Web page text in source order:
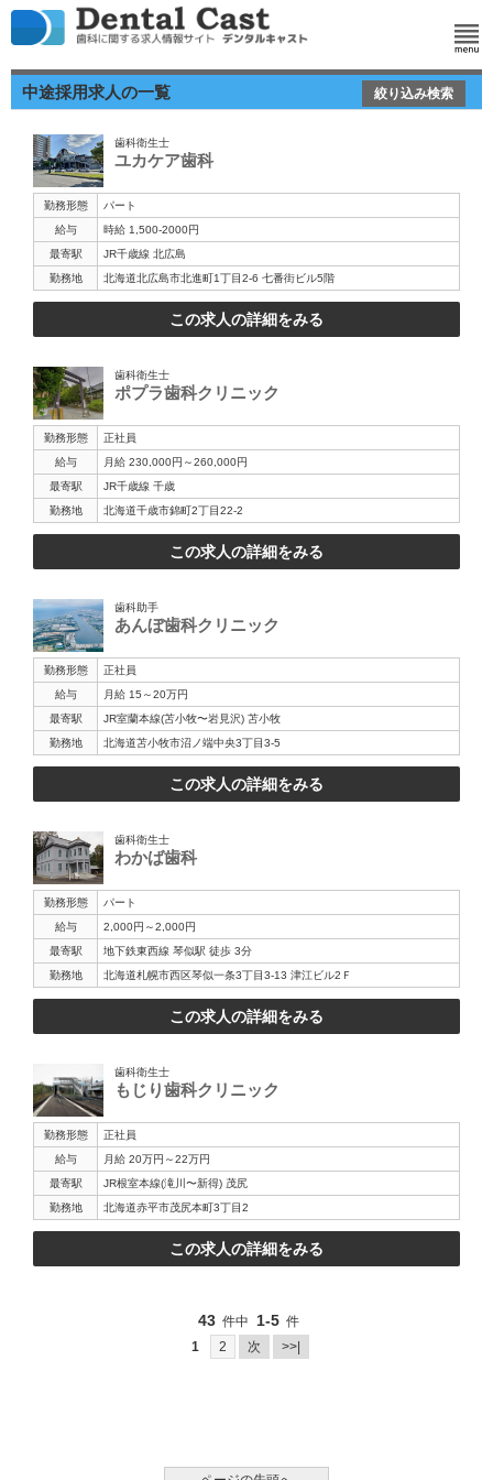
中途採用求人の一覧 絞り込み検索
歯科衛生士
ユカケア歯科
勤務形態
パート
給与
時給 1,500-2000円
最寄駅
JR千歳線 北広島
勤務地
北海道北広島市北進町1丁目2-6 七番街ビル5階
この求人の詳細をみる
歯科衛生士
ポプラ歯科クリニック
勤務形態
正社員
給与
月給 230,000円～260,000円
最寄駅
JR千歳線 千歳
勤務地
北海道千歳市錦町2丁目22-2
この求人の詳細をみる
歯科助手
あんぼ歯科クリニック
勤務形態
正社員
給与
月給 15～20万円
最寄駅
JR室蘭本線(苫小牧〜岩見沢) 苫小牧
勤務地
北海道苫小牧市沼ノ端中央3丁目3-5
この求人の詳細をみる
歯科衛生士
わかば歯科
勤務形態
パート
給与
2,000円～2,000円
最寄駅
地下鉄東西線 琴似駅 徒歩 3分
勤務地
北海道札幌市西区琴似一条3丁目3-13 津江ビル2Ｆ
この求人の詳細をみる
歯科衛生士
もじり歯科クリニック
勤務形態
正社員
給与
月給 20万円～22万円
最寄駅
JR根室本線(滝川〜新得) 茂尻
勤務地
北海道赤平市茂尻本町3丁目2
この求人の詳細をみる
43 件中 1-5 件
1
2 次 >>|